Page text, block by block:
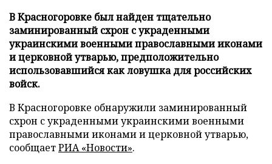
В Красногоровке был найден тщательно
заминированный схрон с украденными
украинскими военными православными иконами
и церковной утварью, предположительно
использовавшийся как ловушка для российских
войск.
В Красногоровке обнаружили заминированный
схрон с украденными украинскими военными
православными иконами и церковной утварью,
сообщаетРИА «Новости».